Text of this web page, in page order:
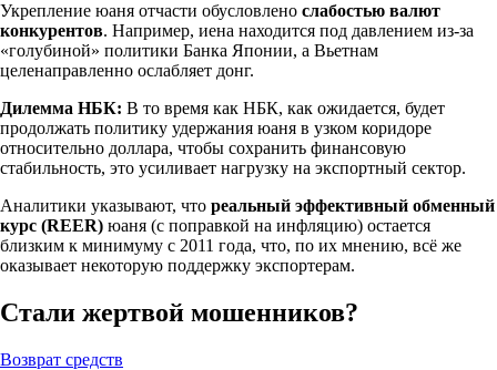
Укрепление юаня отчасти обусловлено слабостью валют
конкурентов. Например, иена находится под давлением из-за
«голубиной» политики Банка Японии, а Вьетнам
целенаправленно ослабляет донг.
Дилемма НБК: В то время как НБК, как ожидается, будет
продолжать политику удержания юаня в узком коридоре
относительно доллара, чтобы сохранить финансовую
стабильность, это усиливает нагрузку на экспортный сектор.
Аналитики указывают, что реальный эффективный обменный
курс (REER) юаня (с поправкой на инфляцию) остается
близким к минимуму с 2011 года, что, по их мнению, всё же
оказывает некоторую поддержку экспортерам.
Стали жертвой мошенников?
Возврат средств